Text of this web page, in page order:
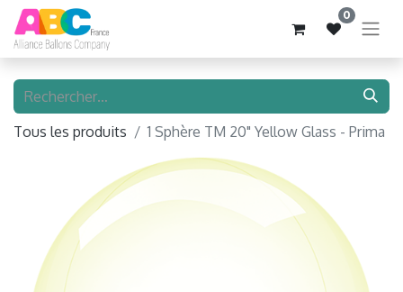
0
Tous les produits 1 Sphère TM 20" Yellow Glass - Prima